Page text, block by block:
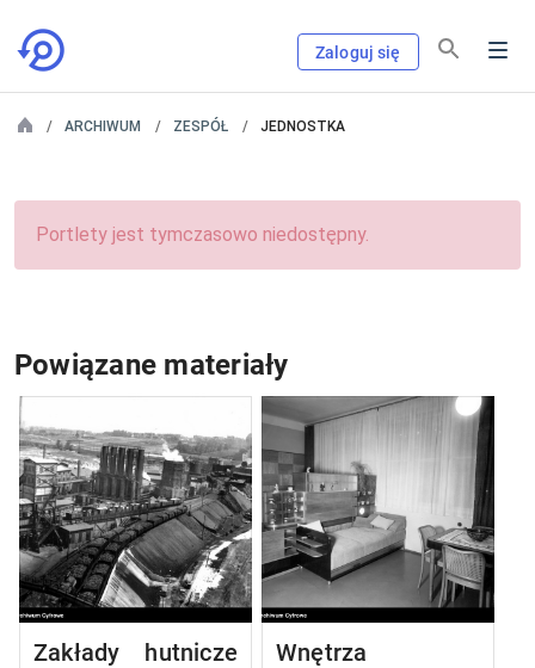
Zaloguj się
ARCHIWUM ZESPÓŁ JEDNOSTKA
Portlety jest tymczasowo niedostępny.
Powiązane materiały
Zakłady hutnicze
Wnętrza